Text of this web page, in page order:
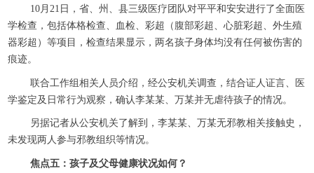
10月21日，省、州、县三级医疗团队对平平和安安进行了全面医
学检查，包括体格检查、血检、彩超（腹部彩超、心脏彩超、外生殖
器彩超）等项目，检查结果显示，两名孩子身体均没有任何被伤害的
痕迹。
联合工作组相关人员介绍，经公安机关调查，结合证人证言、医
学鉴定及日常行为观察，确认李某某、万某并无虐待孩子的情况。
另据记者从公安机关了解到，李某某、万某无邪教相关接触史，
未发现两人参与邪教组织等情况。
焦点五：孩子及父母健康状况如何？